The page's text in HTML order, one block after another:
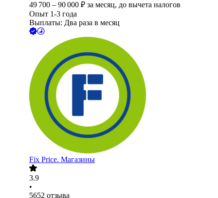
49 700 – 90 000 ₽ за месяц, до вычета налогов
Опыт 1-3 года
Выплаты: Два раза в месяц
Fix Price. Магазины
3.9
•
5652 отзыва